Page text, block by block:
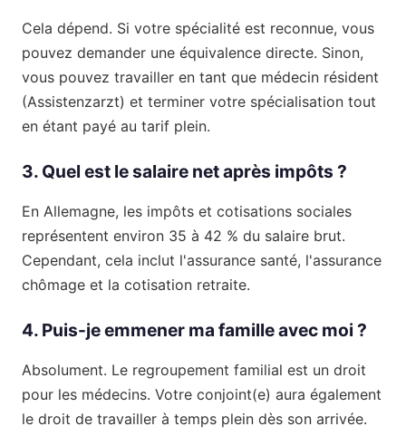
Cela dépend. Si votre spécialité est reconnue, vous
pouvez demander une équivalence directe. Sinon,
vous pouvez travailler en tant que médecin résident
(Assistenzarzt) et terminer votre spécialisation tout
en étant payé au tarif plein.
3. Quel est le salaire net après impôts ?
En Allemagne, les impôts et cotisations sociales
représentent environ 35 à 42 % du salaire brut.
Cependant, cela inclut l'assurance santé, l'assurance
chômage et la cotisation retraite.
4. Puis-je emmener ma famille avec moi ?
Absolument. Le regroupement familial est un droit
pour les médecins. Votre conjoint(e) aura également
le droit de travailler à temps plein dès son arrivée.